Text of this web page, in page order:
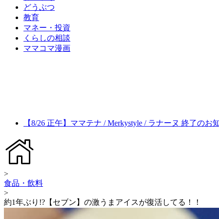
どうぶつ
教育
マネー・投資
くらしの相談
ママコマ漫画
【8/26 正午】ママテナ / Merkystyle / ラナーヌ 終了のお
>
食品・飲料
>
約1年ぶり!?【セブン】の激うまアイスが復活してる！！